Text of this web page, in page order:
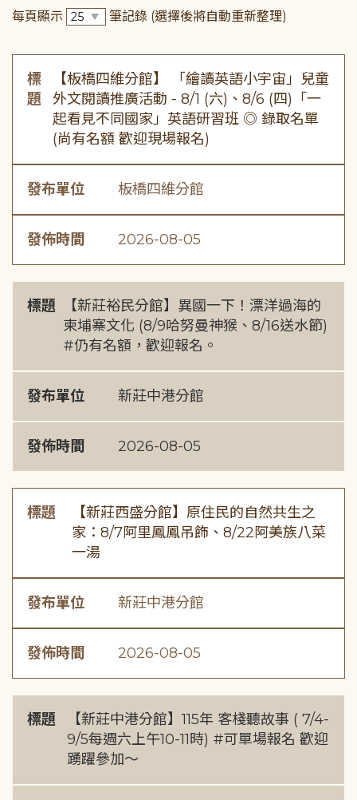
每頁顯示 筆記錄 (選擇後將自動重新整理)
標
題
【板橋四維分館】 「繪讀英語小宇宙」兒童
外文閱讀推廣活動 - 8/1 (六)、8/6 (四)「一
起看見不同國家」英語研習班 ◎ 錄取名單
(尚有名額 歡迎現場報名)
發布單位 板橋四維分館
發佈時間 2026-08-05
標題
【新莊裕民分館】異國一下！漂洋過海的
柬埔寨文化 (8/9哈努曼神猴、8/16送水節)
#仍有名額，歡迎報名。
發布單位 新莊中港分館
發佈時間 2026-08-05
標題
【新莊西盛分館】原住民的自然共生之
家：8/7阿里鳳鳳吊飾、8/22阿美族八菜
一湯
發布單位 新莊中港分館
發佈時間 2026-08-05
標題
【新莊中港分館】115年 客棧聽故事 ( 7/4-
9/5每週六上午10-11時) #可單場報名 歡迎
踴躍參加～